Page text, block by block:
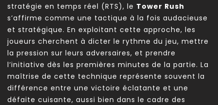
stratégie en temps réel (RTS), le Tower Rush
s’affirme comme une tactique à la fois audacieuse
et stratégique. En exploitant cette approche, les
joueurs cherchent à dicter le rythme du jeu, mettre
la pression sur leurs adversaires, et prendre
l’initiative dès les premières minutes de la partie. La
maîtrise de cette technique représente souvent la
différence entre une victoire éclatante et une
défaite cuisante, aussi bien dans le cadre des